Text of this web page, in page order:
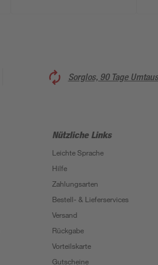
Sorglos, 90 Tage
Nützliche Links
Leichte Sprache
Hilfe
Zahlungsarten
Bestell- & Lieferservices
Versand
Rückgabe
Vorteilskarte
Gutscheine